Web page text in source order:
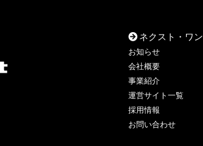
ネクスト・ワン
お知らせ
会社概要
事業紹介
運営サイト一覧
採用情報
お問い合わせ